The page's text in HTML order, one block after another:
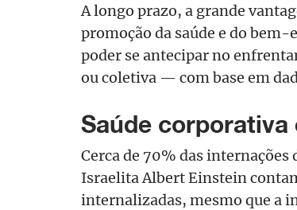
A longo prazo, a grande
promoção da saúde e do
poder se antecipar no
ou coletiva — com base em
Saúde corporativa
Cerca de 70% das internações
Israelita Albert Einstein
internalizadas, mesmo que a